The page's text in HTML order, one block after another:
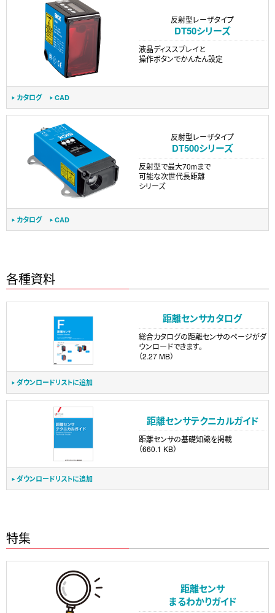
反射型レーザタイプ
DT50シリーズ
液晶ディススプレイと
操作ボタンでかんたん設定
カタログ CAD
反射型レーザタイプ
DT500シリーズ
反射型で最大70mまで
可能な次世代長距離
シリーズ
カタログ CAD
各種資料
距離センサカタログ
総合カタログの距離センサのページがダ
ウンロードできます。
（2.27 MB）
ダウンロードリストに追加
距離センサテクニカルガイド
距離センサの基礎知識を掲載
（660.1 KB）
ダウンロードリストに追加
特集
距離センサ
まるわかりガイド